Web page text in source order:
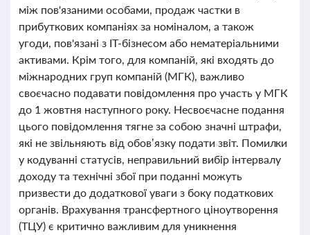
між пов'язаними особами, продаж частки в
прибуткових компаніях за номіналом, а також
угоди, пов'язані з IT-бізнесом або нематеріальними
активами. Крім того, для компаній, які входять до
міжнародних груп компаній (МГК), важливо
своєчасно подавати повідомлення про участь у МГК
до 1 жовтня наступного року. Несвоєчасне подання
цього повідомлення тягне за собою значні штрафи,
які не звільняють від обов’язку подати звіт. Помилки
у кодуванні статусів, неправильний вибір інтервалу
доходу та технічні збої при поданні можуть
призвести до додаткової уваги з боку податкових
органів. Врахування трансфертного ціноутворення
(ТЦУ) є критично важливим для уникнення